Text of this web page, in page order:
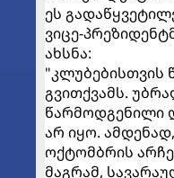
ეს
ვიცე-
ახსნა:
"კლუბებისთვის
გვითქვამს.
წარმოდგენილი
არ იყო.
ოქტომბრის
მაგრამ,